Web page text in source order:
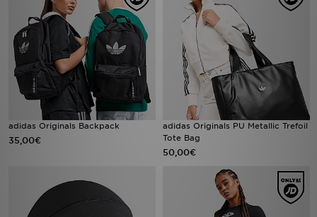
adidas Originals Backpack
35,00€
adidas Originals PU Metallic Trefoil
Tote Bag
50,00€